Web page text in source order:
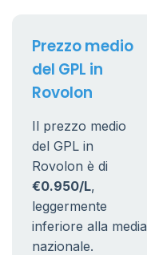
Prezzo medio
del GPL in
Rovolon
Il prezzo medio
del GPL in
Rovolon è di
€0.950/L,
leggermente
inferiore alla media
nazionale.